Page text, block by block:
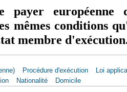
payer européenne
mêmes conditions
membre
Procédure d'exécution
Loi
Nationalité Domicile